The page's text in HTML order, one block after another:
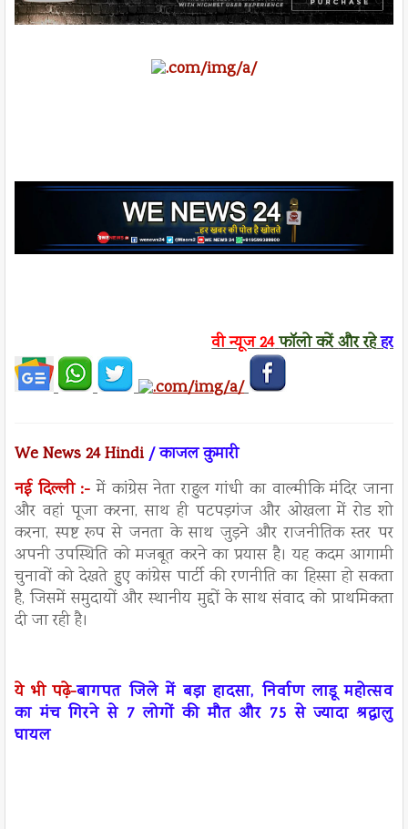
वी न्यूज24फॉलो करेंऔर रहेहर
We News 24 Hindi/ काजल कुमारी
नई दिल्ली :- में कांग्रेस नेता राहुल गांधी का वाल्मीकि मंदिर जाना
और वहां पूजा करना, साथ ही पटपड़गंज और ओखला में रोड शो
करना, स्पष्ट रूप से जनता के साथ जुड़ने और राजनीतिक स्तर पर
अपनी उपस्थिति को मजबूत करने का प्रयास है। यह कदम आगामी
चुनावों को देखते हुए कांग्रेस पार्टी की रणनीति का हिस्सा हो सकता
है, जिसमें समुदायों और स्थानीय मुद्दों के साथ संवाद को प्राथमिकता
दी जा रही है।
ये भी पढ़े-बागपत जिले में बड़ा हादसा, निर्वाण लाडू महोत्सव
का मंच गिरने से 7 लोगों की मौत और 75 से ज्यादा श्रद्धालु
घायल